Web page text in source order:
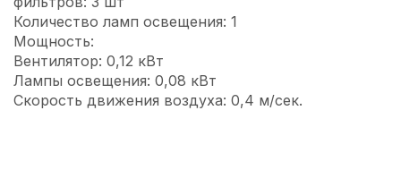
Количество ламп освещения: 1
Мощность:
Вентилятор: 0,12 кВт
Лампы освещения: 0,08 кВт
Скорость движения воздуха: 0,4 м/сек.